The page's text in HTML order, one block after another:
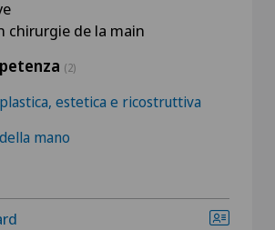
chirurgie de la main
(2)
estetica e ricostruttiva
mano